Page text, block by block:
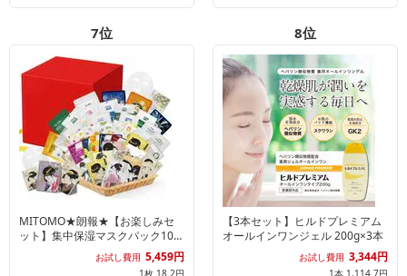
7位
MITOMO★朗報★【お楽しみセ
ット】集中保湿マスクパック100
枚増量の300枚セット！
お試し費用 5,459円
1枚 18.2円
8位
【3本セット】ヒルドプレミアム
オールインワンジェル 200g×3本
お試し費用 3,344円
1本 1,114.7円